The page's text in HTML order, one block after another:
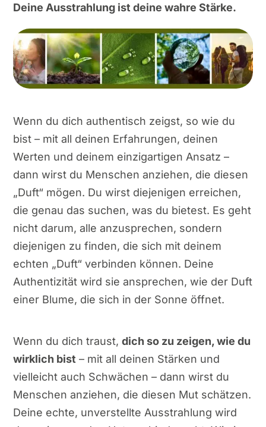
Deine Ausstrahlung ist deine wahre Stärke.
Wenn du dich authentisch zeigst, so wie du
bist – mit all deinen Erfahrungen, deinen
Werten und deinem einzigartigen Ansatz –
dann wirst du Menschen anziehen, die diesen
„Duft“ mögen. Du wirst diejenigen erreichen,
die genau das suchen, was du bietest. Es geht
nicht darum, alle anzusprechen, sondern
diejenigen zu finden, die sich mit deinem
echten „Duft“ verbinden können. Deine
Authentizität wird sie ansprechen, wie der Duft
einer Blume, die sich in der Sonne öffnet.
Wenn du dich traust,dich so zu zeigen, wie du
wirklich bist – mit all deinen Stärken und
vielleicht auch Schwächen – dann wirst du
Menschen anziehen, die diesen Mut schätzen.
Deine echte, unverstellte Ausstrahlung wird